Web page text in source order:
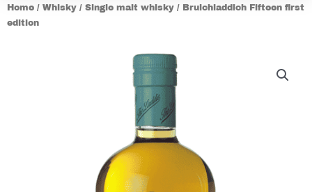
Home / Whisky / Single malt whisky / Bruichladdich Fifteen first
edition